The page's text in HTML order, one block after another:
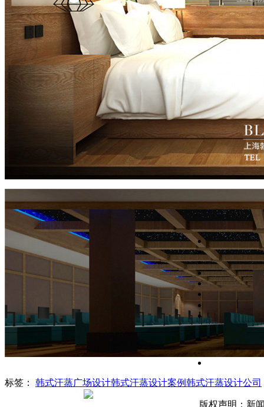
标签： 韩式汗蒸广场设计韩式汗蒸设计案例韩式汗蒸设计公司
版权声明：新